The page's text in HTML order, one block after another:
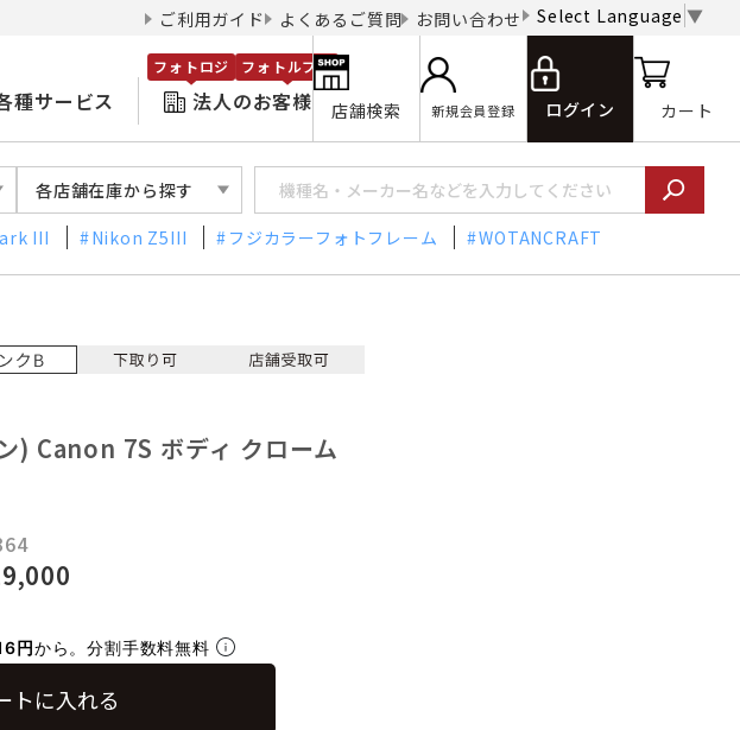
ご利用ガイド よくあるご質問 お問い合わせ Select Language ▼
種サービス 法人のお客様
フォトロジ フォトルプロ
店舗検索 新規会員登録 ログイン カート
各店舗在庫から探す
III Nikon Z5III フジカラーフォトフレーム WOTANCRAFT
) Canon 7S ボディ クローム
円から。分割手数料無料
トに入れる